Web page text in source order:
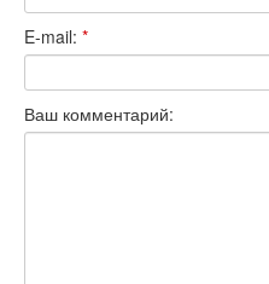
E-mail: *
Ваш комментарий: